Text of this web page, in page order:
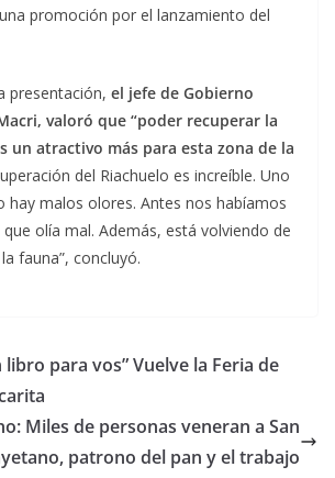
promoción por el lanzamiento del
presentación, el jefe de Gobierno
valoró que “poder recuperar la
un atractivo más para esta zona de la
del Riachuelo es increíble. Uno
hay malos olores. Antes nos habíamos
olía mal. Además, está volviendo de
fauna”, concluyó.
libro para vos” Vuelve la Feria de
Miles de personas veneran a San
patrono del pan y el trabajo